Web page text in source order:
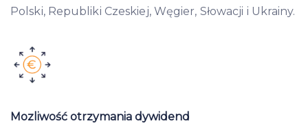
Polski, Republiki Czeskiej, Węgier, Słowacji i Ukrainy.
Mozliwość otrzymania dywidend